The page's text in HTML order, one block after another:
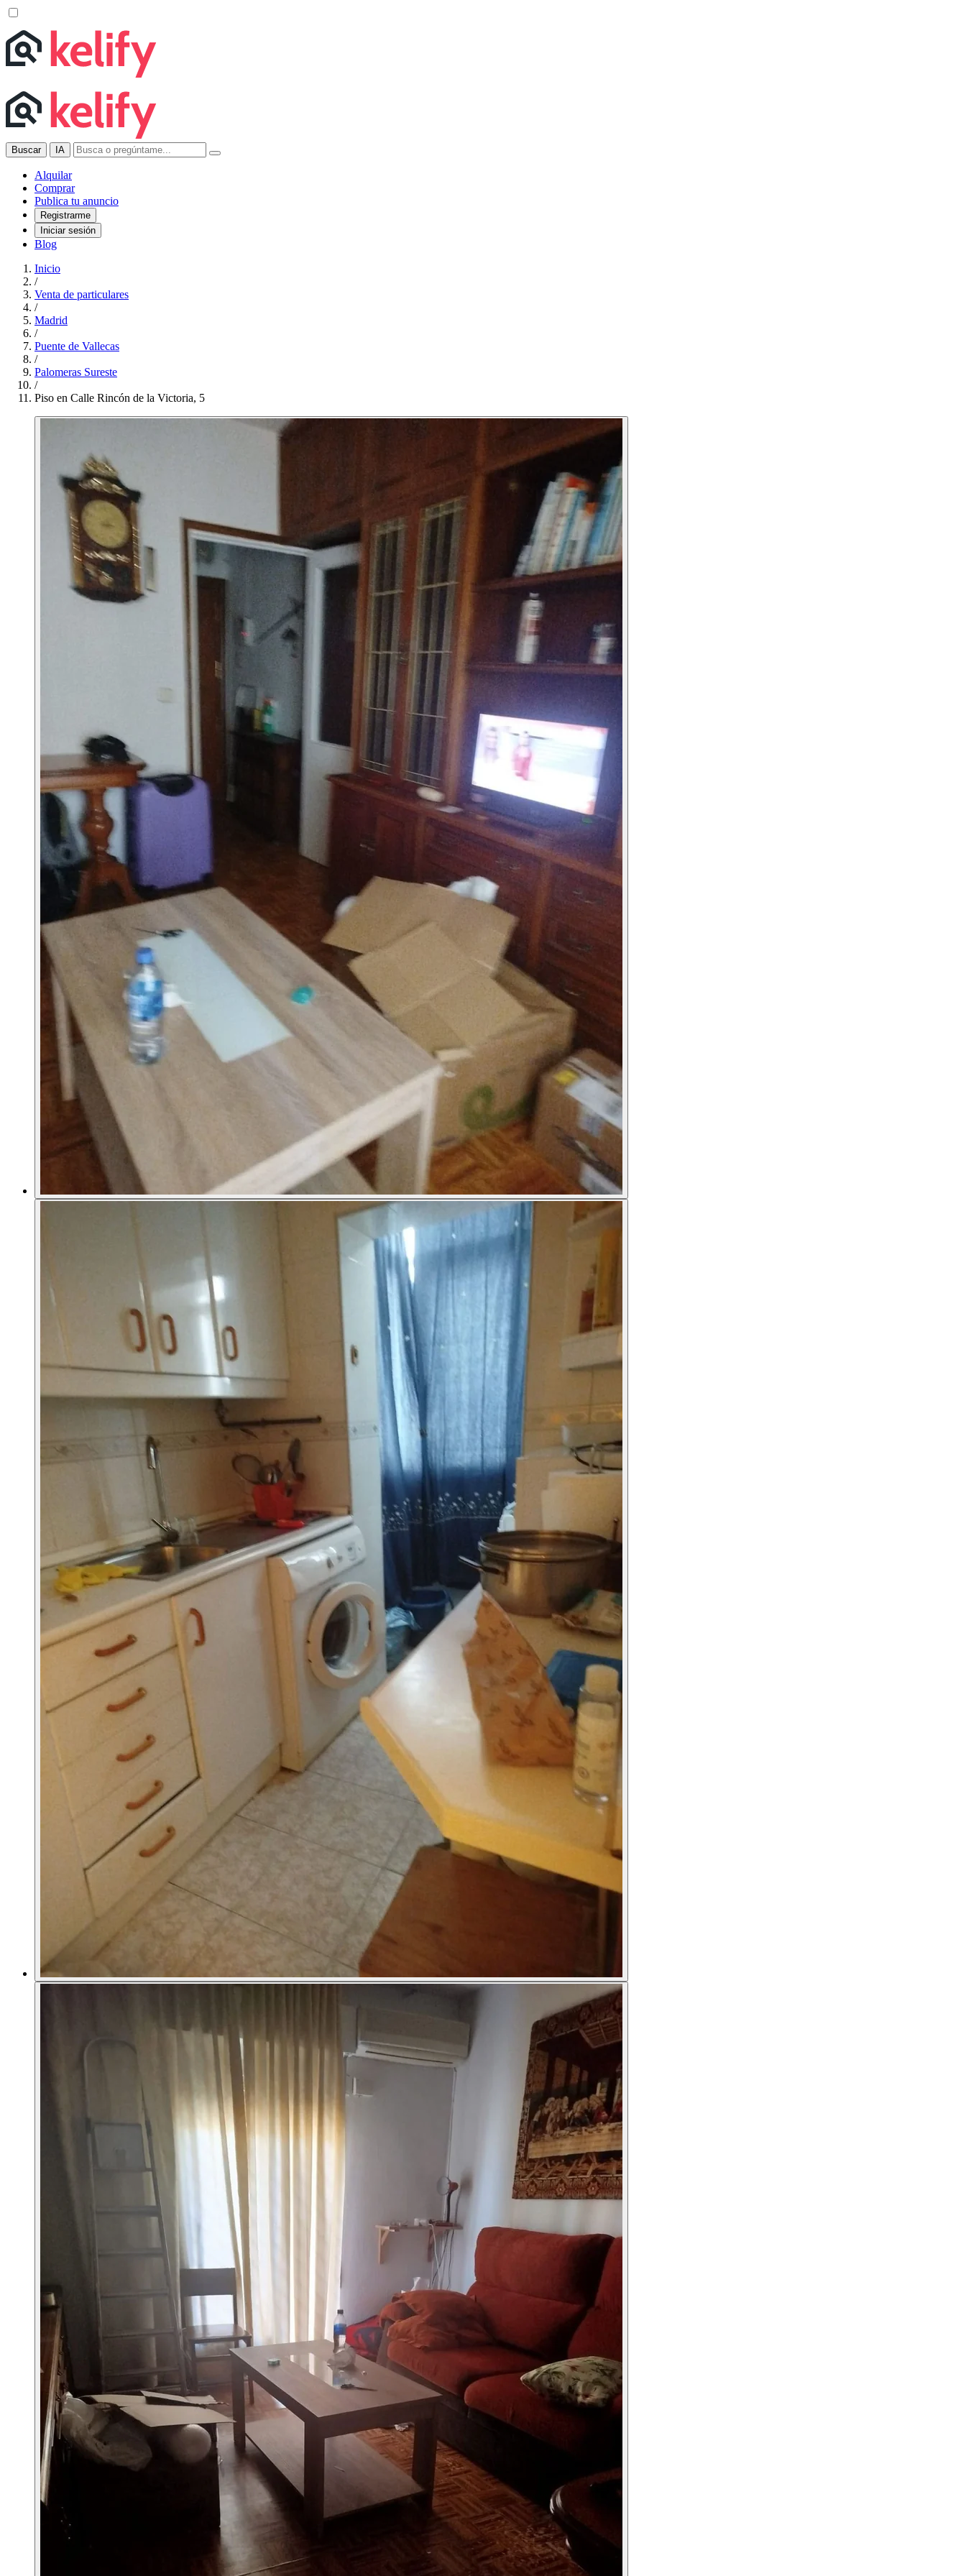
Buscar IA
Alquilar
Comprar
Publica tu anuncio
Registrarme
Iniciar sesión
Blog
Inicio
/
Venta de particulares
/
Madrid
/
Puente de Vallecas
/
Palomeras Sureste
/
Piso en Calle Rincón de la Victoria, 5